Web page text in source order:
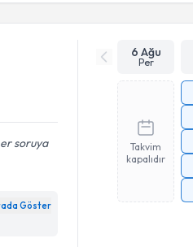
soruya
Göster
6 Ağu
Per
Takvim
kapalıdır